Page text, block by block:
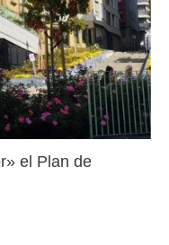
el Plan de